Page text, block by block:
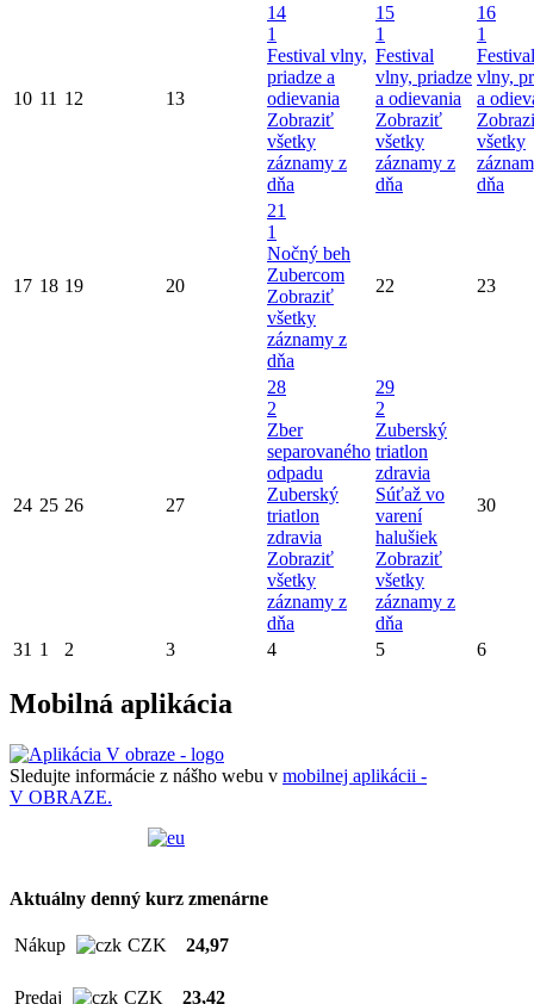
10 11 12 13
14
1
Festival vlny,
priadze a
odievania
Zobraziť
všetky
záznamy z
dňa
15
1
Festival
vlny, priadze
a odievania
Zobraziť
všetky
záznamy z
dňa
16
1
Festival
vlny,
a
všetky
dňa
17 18 19 20
21
1
Nočný beh
Zubercom
Zobraziť
všetky
záznamy z
dňa
22 23
24 25 26 27
28
2
Zber
separovaného
odpadu
Zuberský
triatlon
zdravia
Zobraziť
všetky
záznamy z
dňa
29
2
Zuberský
triatlon
zdravia
Súťaž vo
varení
halušiek
Zobraziť
všetky
záznamy z
dňa
30
31 1 2 3 4 5 6
Mobilná aplikácia
Sledujte informácie z nášho webu v mobilnej aplikácii -
V OBRAZE.
Aktuálny denný kurz zmenárne
Nákup CZK 24,97
Predaj CZK 23,42